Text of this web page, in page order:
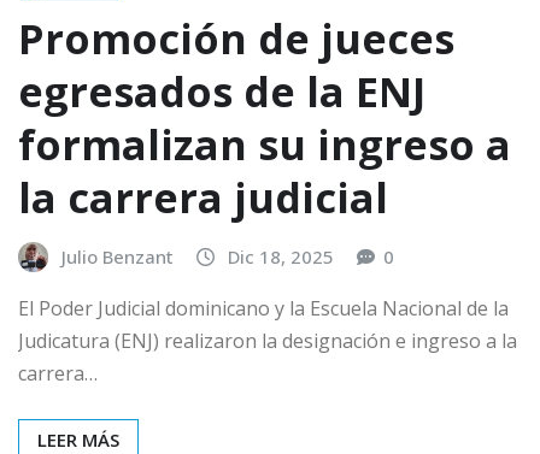
Promoción de jueces
egresados de la ENJ
formalizan su ingreso a
la carrera judicial
Julio Benzant Dic 18, 2025 0
El Poder Judicial dominicano y la Escuela Nacional de la
Judicatura (ENJ) realizaron la designación e ingreso a la
carrera…
LEER MÁS